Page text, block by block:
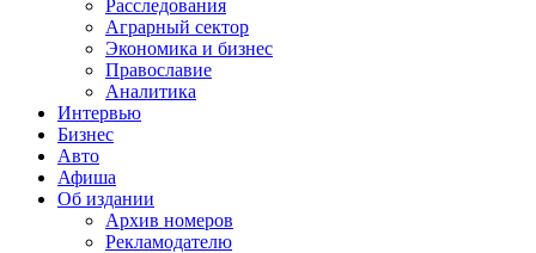
Расследования
Аграрный сектор
Экономика и бизнес
Православие
Аналитика
Интервью
Бизнес
Авто
Афиша
Об издании
Архив номеров
Рекламодателю